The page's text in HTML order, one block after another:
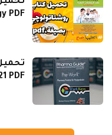
PDF
PDF